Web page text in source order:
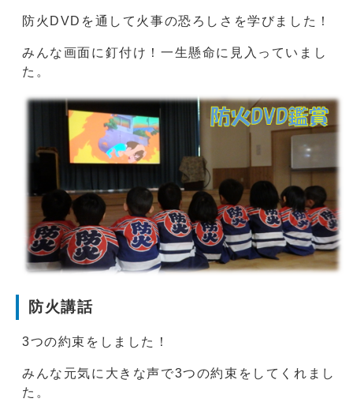
防火DVDを通して火事の恐ろしさを学びました！
みんな画面に釘付け！一生懸命に見入っていまし
た。
防火講話
3つの約束をしました！
みんな元気に大きな声で3つの約束をしてくれまし
た。